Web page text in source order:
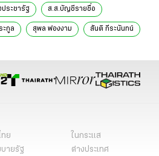
ระชารัฐ ส.ส.บัญชีรายชื่อ
ะกูล สุพล ฟองงาม สันติ กีระนันทน์
ทย
ในกระแส
บายรัฐ
ต่างประเทศ